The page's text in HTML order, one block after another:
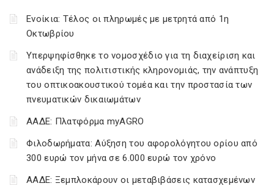
Ενοίκια: Τέλος οι πληρωμές με μετρητά από 1η
Οκτωβρίου
Υπερψηφίσθηκε το νομοσχέδιο για τη διαχείριση και
ανάδειξη της πολιτιστικής κληρονομιάς, την ανάπτυξη
του οπτικοακουστικού τομέα και την προστασία των
πνευματικών δικαιωμάτων
ΑΑΔΕ: Πλατφόρμα myAGRO
Φιλοδωρήματα: Αύξηση του αφορολόγητου ορίου από
300 ευρώ τον μήνα σε 6.000 ευρώ τον χρόνο
ΑΑΔΕ: Ξεμπλοκάρουν οι μεταβιβάσεις κατασχεμένων